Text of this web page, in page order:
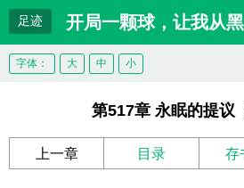
足迹 开局一颗球，让我从
字体： 大 中 小
第517章 永眠的提议
上一章 目录 存